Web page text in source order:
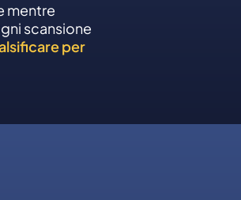
mentre
scansione
per